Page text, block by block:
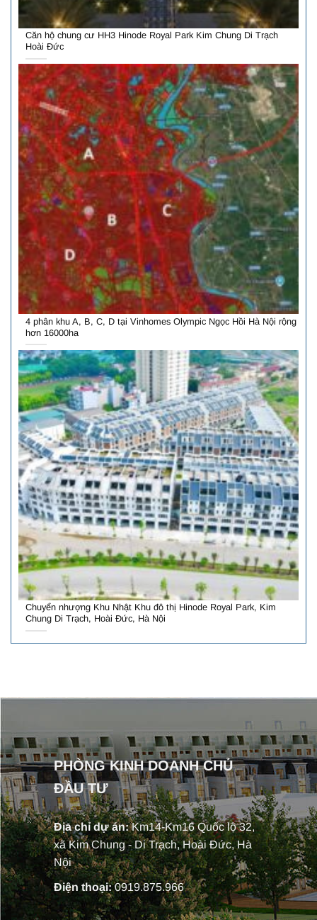
Căn hộ chung cư HH3 Hinode Royal Park Kim Chung Di Trạch
Hoài Đức
4 phân khu A, B, C, D tại Vinhomes Olympic Ngọc Hồi Hà Nội rộng
hơn 16000ha
Chuyển nhượng Khu Nhật Khu đô thị Hinode Royal Park, Kim
Chung Di Trạch, Hoài Đức, Hà Nội
PHÒNG KINH DOANH CHỦ
ĐẦU TƯ
Địa chỉ dự án:Km14-Km16 Quốc lộ 32,
xã Kim Chung - Di Trạch, Hoài Đức, Hà
Nội
Điện thoại:0919.875.966